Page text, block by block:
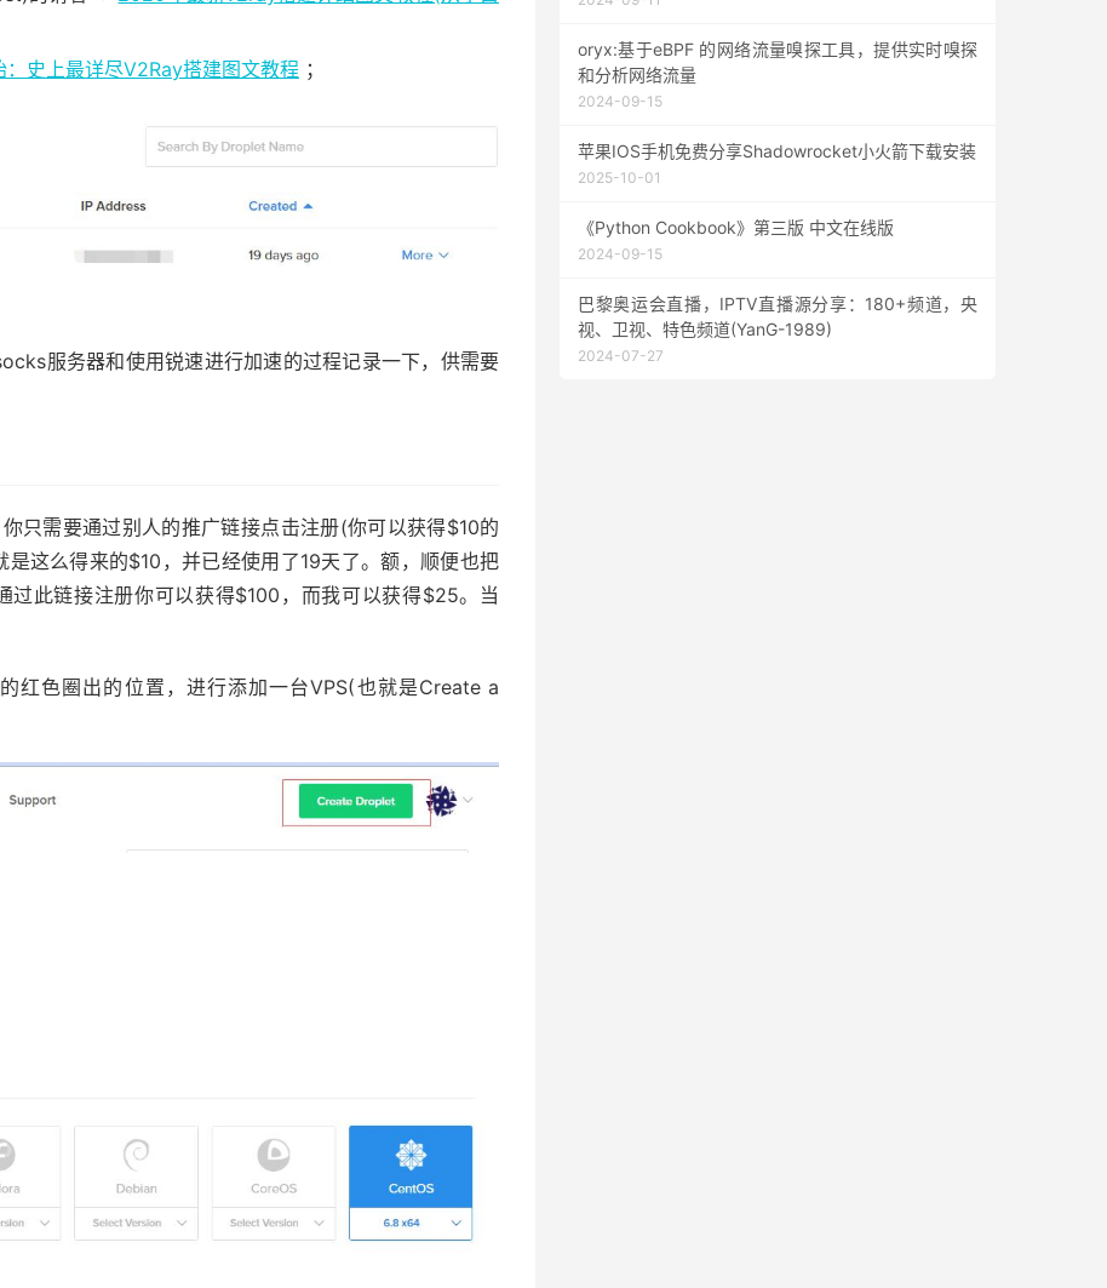
：史上最详尽V2Ray搭建图文教程 ；
服务器和使用锐速进行加速的过程记录一下，供需要
只需要通过别人的推广链接点击注册(你可以获得$10的
这么得来的$10，并已经使用了19天了。额，顺便也把
过此链接注册你可以获得$100，而我可以获得$25。当
红色圈出的位置，进行添加一台VPS(也就是Create a
oryx:基于eBPF 的网络流量嗅探工具，提供实时嗅探
和分析网络流量
2024-09-15
苹果IOS手机免费分享Shadowrocket小火箭下载安装
2025-10-01
《Python Cookbook》第三版 中文在线版
2024-09-15
巴黎奥运会直播，IPTV直播源分享：180+频道，央
视、卫视、特色频道(YanG-1989)
2024-07-27